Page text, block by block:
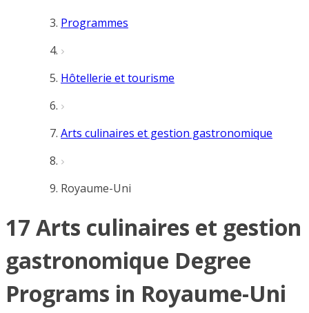
Programmes
Hôtellerie et tourisme
Arts culinaires et gestion gastronomique
Royaume-Uni
17 Arts culinaires et gestion
gastronomique Degree
Programs in Royaume-Uni